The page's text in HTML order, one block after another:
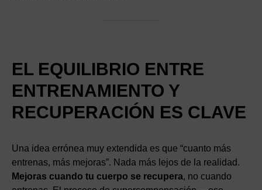
EL EQUILIBRIO ENTRE
ENTRENAMIENTO Y
RECUPERACIÓN ES CLAVE
Una idea errónea muy extendida es que “cuanto más
entrenas, más mejoras”. Nada más lejos de la realidad.
Mejoras cuando tu cuerpo se recupera, no cuando